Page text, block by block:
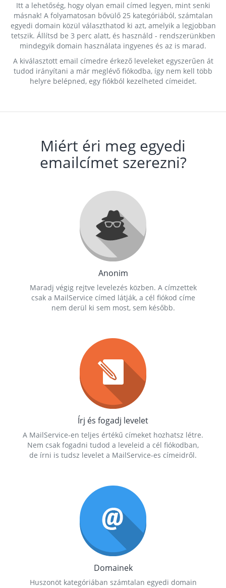
Itt a lehetőség, hogy olyan email címed legyen, mint senki
másnak! A folyamatosan bővülő 25 kategóriából, számtalan
egyedi domain közül választhatod ki azt, amelyik a legjobban
tetszik. Állítsd be 3 perc alatt, és használd - rendszerünkben
mindegyik domain használata ingyenes és az is marad.
A kiválasztott email címedre érkező leveleket egyszerűen át
tudod irányítani a már meglévő fiókodba, így nem kell több
helyre belépned, egy fiókból kezelheted címeidet.
Miért éri meg egyedi
emailcímet szerezni?
Anonim
Maradj végig rejtve levelezés közben. A címzettek
csak a MailService címed látják, a cél fiókod címe
nem derül ki sem most, sem később.
Írj és fogadj levelet
A MailService-en teljes értékű címeket hozhatsz létre.
Nem csak fogadni tudod a leveleid a cél fiókodban,
de írni is tudsz levelet a MailService-es címeidről.
Domainek
Huszonöt kategóriában számtalan egyedi domain